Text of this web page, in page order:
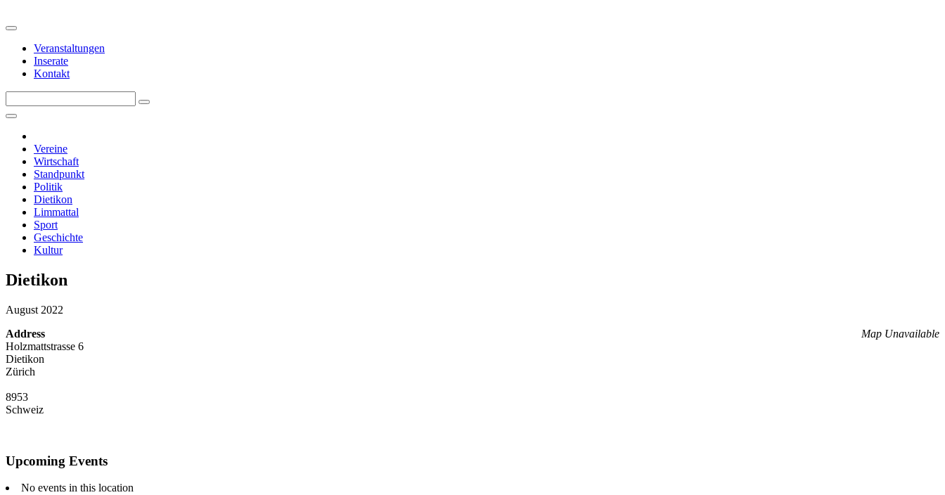
Veranstaltungen
Inserate
Kontakt
Vereine
Wirtschaft
Standpunkt
Politik
Dietikon
Limmattal
Sport
Geschichte
Kultur
Dietikon
August 2022
Map Unavailable
Address
Holzmattstrasse 6
Dietikon
Zürich
8953
Schweiz
Upcoming Events
No events in this location